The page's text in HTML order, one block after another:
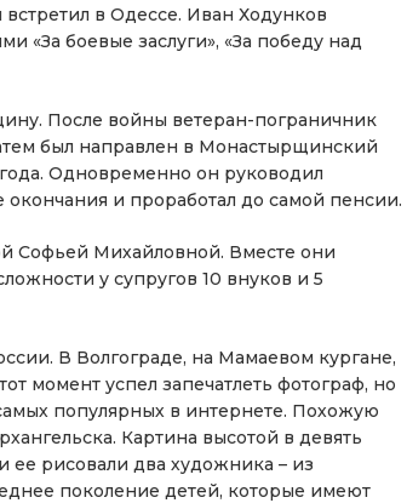
в Одессе. Иван Ходунков
«За боевые заслуги», «За победу над
После войны ветеран-пограничник
был направлен в Монастырщинский
Одновременно он руководил
и проработал до самой пенсии.
Софьей Михайловной. Вместе они
у супругов 10 внуков и 5
В Волгограде, на Мамаевом кургане,
момент успел запечатлеть фотограф, но
популярных в интернете. Похожую
Картина высотой в девять
ее рисовали два художника – из
поколение детей, которые имеют